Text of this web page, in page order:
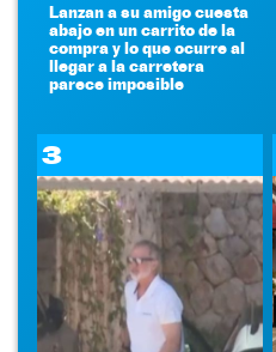
Lanzan a su amigo cuesta
abajo en un carrito de la
compra y lo que ocurre al
llegar a la carretera
parece imposible
3